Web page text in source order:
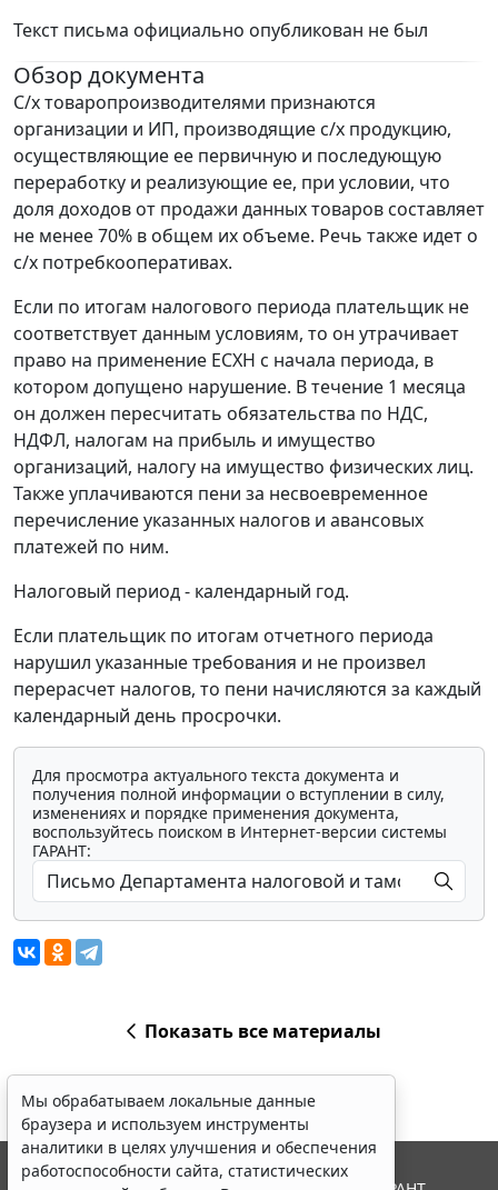
Текст письма официально опубликован не был
Обзор документа
С/х товаропроизводителями признаются
организации и ИП, производящие с/х продукцию,
осуществляющие ее первичную и последующую
переработку и реализующие ее, при условии, что
доля доходов от продажи данных товаров составляет
не менее 70% в общем их объеме. Речь также идет о
с/х потребкооперативах.
Если по итогам налогового периода плательщик не
соответствует данным условиям, то он утрачивает
право на применение ЕСХН с начала периода, в
котором допущено нарушение. В течение 1 месяца
он должен пересчитать обязательства по НДС,
НДФЛ, налогам на прибыль и имущество
организаций, налогу на имущество физических лиц.
Также уплачиваются пени за несвоевременное
перечисление указанных налогов и авансовых
платежей по ним.
Налоговый период - календарный год.
Если плательщик по итогам отчетного периода
нарушил указанные требования и не произвел
перерасчет налогов, то пени начисляются за каждый
календарный день просрочки.
Для просмотра актуального текста документа и
получения полной информации о вступлении в силу,
изменениях и порядке применения документа,
воспользуйтесь поиском в Интернет-версии системы
ГАРАНТ:
Показать все материалы
Мы обрабатываем локальные данные
браузера и используем инструменты
аналитики в целях улучшения и обеспечения
работоспособности сайта, статистических